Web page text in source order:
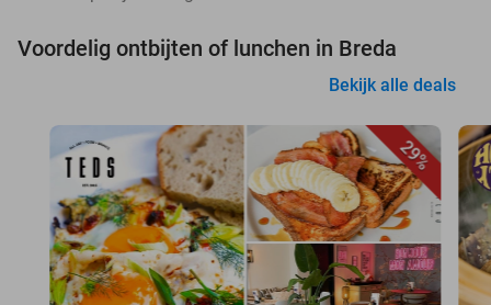
Voordelig ontbijten of lunchen in Breda
Bekijk alle deals
29%